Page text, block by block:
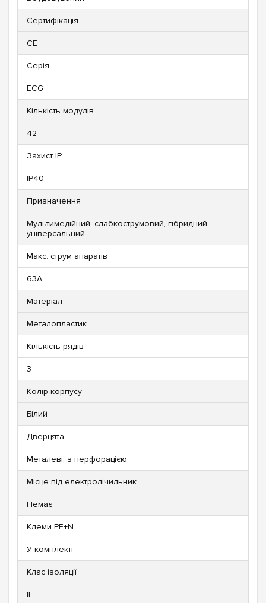
Сертифікація
CE
Серія
ECG
Кількість модулів
42
Захист IP
IP40
Призначення
Мультимедійний, слабкострумовий, гібридний,
універсальний
Макс. струм апаратів
63А
Матеріал
Металопластик
Кількість рядів
3
Колір корпусу
Білий
Дверцята
Металеві, з перфорацією
Місце під електролічильник
Немає
Клеми PE+N
У комплекті
Клас ізоляції
II